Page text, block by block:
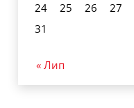
24
25 26 27
31
« Лип